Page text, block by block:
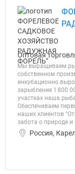
Оптовая
Мы выращиваем
собственном
инкубационно
зарыбление 1 800
участках наша
Обеспечиваем
наших клиентов
забота о природе
Россия,